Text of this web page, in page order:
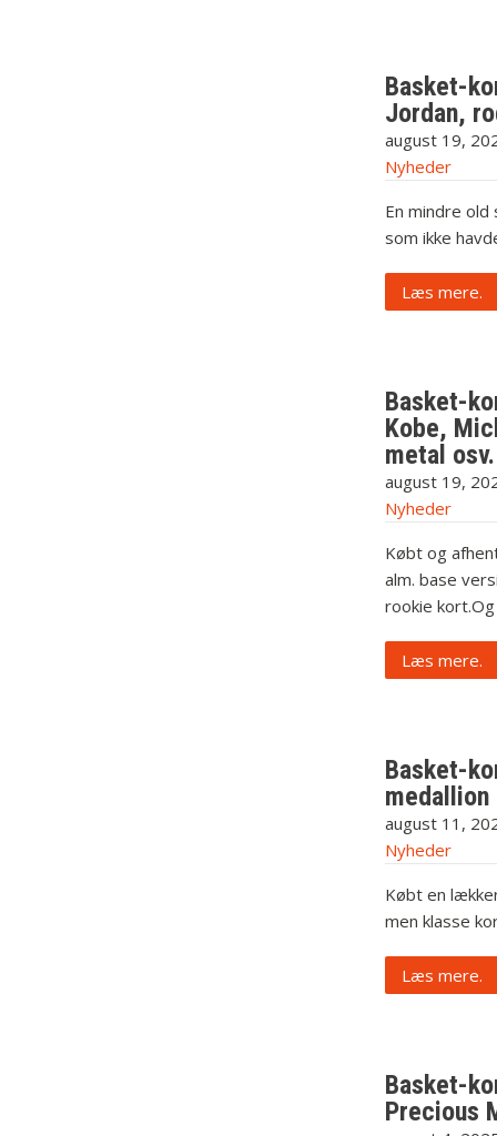
Basket-
Jordan,
august 19,
Nyheder
En mindre
som ikke
Læs mere.
Basket-
Kobe,
metal osv.
august 19,
Nyheder
Købt og
alm. base
rookie
Læs mere.
Basket-
medallion
august 11,
Nyheder
Købt en
men klasse
Læs mere.
Basket-
Precious